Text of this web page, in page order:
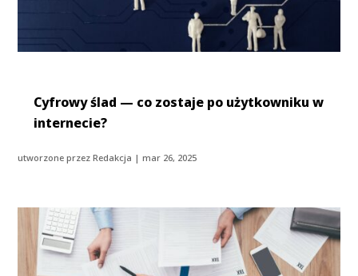
Cyfrowy ślad — co zostaje po użytkowniku w
internecie?
utworzone przezRedakcja |mar 26, 2025